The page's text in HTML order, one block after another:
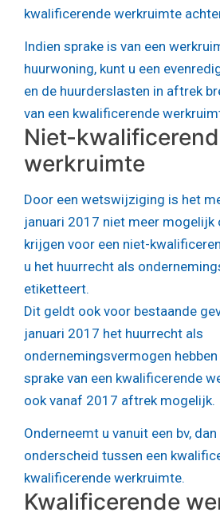
kwalificerende werkruimte
Indien sprake is van een
huurwoning, kunt u een
en de huurderslasten in aftrek
van een kwalificerende
Niet-
werkruimte
Door een wetswijziging is het
januari 2017 niet meer mogelijk
krijgen voor een niet-
u het huurrecht als
etiketteert.
Dit geldt ook voor bestaande
januari 2017 het huurrecht als
ondernemingsvermogen
sprake van een kwalificerende
ook vanaf 2017 aftrek mogelijk.
Onderneemt u vanuit een bv,
onderscheid tussen een
kwalificerende werkruimte.
Kwalificerende